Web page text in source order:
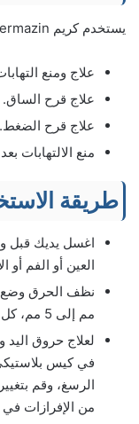
يستخدم كريم Dermazin موضعيًا على الجلد في الحالات التالية:
علاج ومنع
علاج قرح الساق.
علاج قرح الضغط.
منع الالتهابات
طريقة
اغسل يديك قبل
العين أو الفم أو
مم إلى 5 مم، كل 24 ساعة على الأقل.
لعلاج حروق
في كيس
من الإفرازات